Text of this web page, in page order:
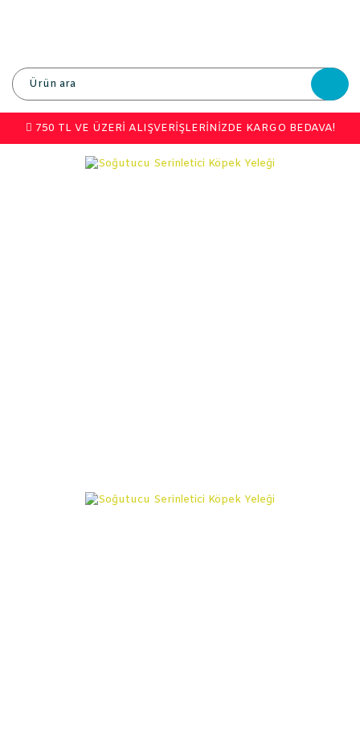
750 TL VE ÜZERİ ALIŞVERİŞLERİNİZDE KARGO BEDAVA!